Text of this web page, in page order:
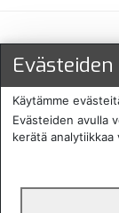
Käytämme
Evästeiden avulla
kerätä analytiikkaa